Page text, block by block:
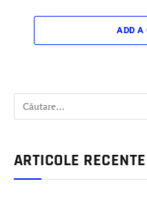
ADD A
ARTICOLE RECENTE